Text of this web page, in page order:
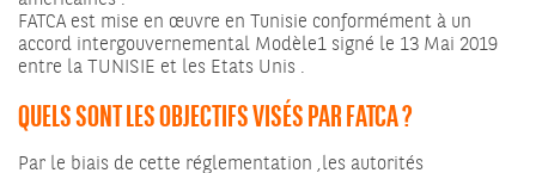
FATCA est mise en œuvre en Tunisie conformément à un
accord intergouvernemental Modèle1 signé le 13 Mai 2019
entre la TUNISIE et les Etats Unis .
QUELS SONT LES OBJECTIFS VISÉS PAR FATCA ?
Par le biais de cette réglementation ,les autorités